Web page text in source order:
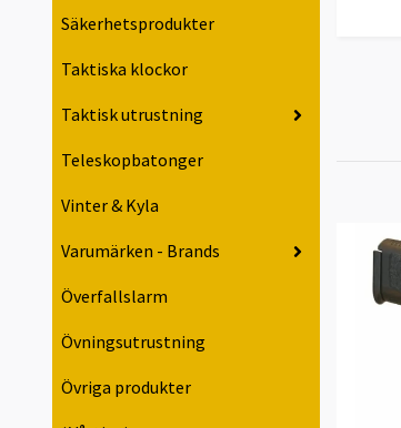
Säkerhetsprodukter
Taktiska klockor
Taktisk utrustning
Teleskopbatonger
Vinter & Kyla
Varumärken - Brands
Överfallslarm
Övningsutrustning
Övriga produkter